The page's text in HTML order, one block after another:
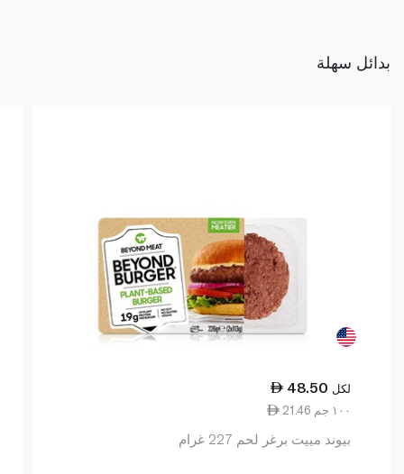
بدائل سهلة
48.50 لكل
21.46 ١٠٠ جم
بيوند مييت برغر لحم 227 غرام